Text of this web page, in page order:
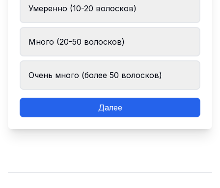
Умеренно (10-20 волосков)
Много (20-50 волосков)
Очень много (более 50 волосков)
Далее